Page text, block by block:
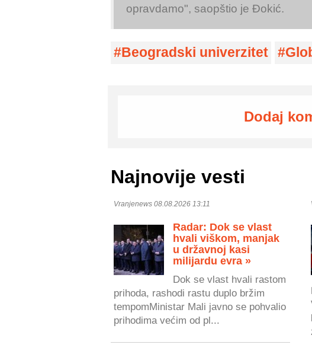
opravdamo", saopštio je Đokić.
Beogradski univerzitet
Dodaj
Najnovije vesti
Vranjenews 08.08.2026 13:11
Radar: Dok se vlast
hvali viškom, manjak
u državnoj kasi
milijardu evra »
Dok se vlast hvali rastom
prihoda, rashodi rastu duplo bržim
tempomMinistar Mali javno se pohvalio
prihodima većim od pl...